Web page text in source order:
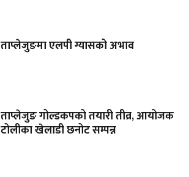
ताप्लेजुङमा एलपी ग्यासको अभाव
ताप्लेजुङ गोल्डकपको तयारी तीव्र, आयोजक
टोलीका खेलाडी छनोट सम्पन्न